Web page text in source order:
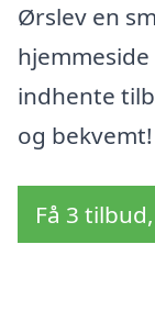
Ørslev en
indhente
og bekvemt!
Få 3